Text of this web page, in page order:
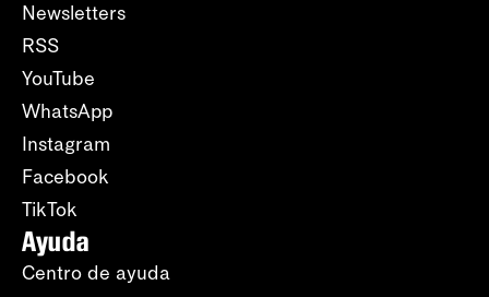
Newsletters
RSS
YouTube
WhatsApp
Instagram
Facebook
TikTok
Ayuda
Centro de ayuda